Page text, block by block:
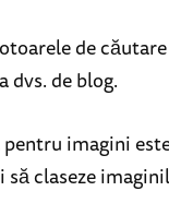
de
dvs. de blog.
imagini
claseze